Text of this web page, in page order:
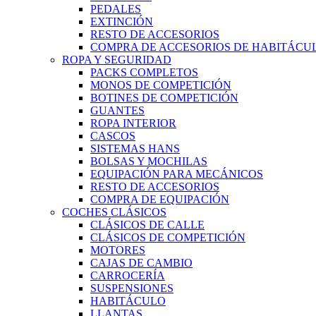
PEDALES
EXTINCIÓN
RESTO DE ACCESORIOS
COMPRA DE ACCESORIOS DE
ROPA Y SEGURIDAD
PACKS COMPLETOS
MONOS DE COMPETICIÓN
BOTINES DE COMPETICIÓN
GUANTES
ROPA INTERIOR
CASCOS
SISTEMAS HANS
BOLSAS Y MOCHILAS
EQUIPACIÓN PARA MECÁNICOS
RESTO DE ACCESORIOS
COMPRA DE EQUIPACIÓN
COCHES CLÁSICOS
CLÁSICOS DE CALLE
CLÁSICOS DE COMPETICIÓN
MOTORES
CAJAS DE CAMBIO
CARROCERÍA
SUSPENSIONES
HABITÁCULO
LLANTAS